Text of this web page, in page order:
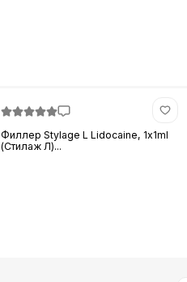
Филлер Stylage L Lidocaine, 1х1ml
(Стилаж Л)...